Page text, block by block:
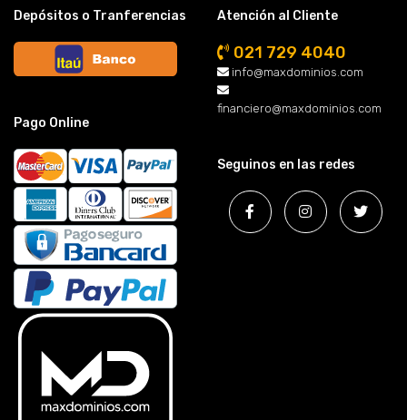
Depósitos o Tranferencias
Pago Online
Atención al Cliente
021 729 4040
info@maxdominios.com
financiero@maxdominios.com
Seguinos en las redes